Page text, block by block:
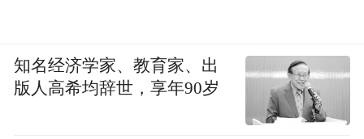
知名经济学家、教育家、出
版人高希均辞世，享年90岁